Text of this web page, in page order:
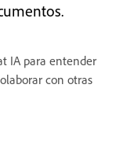
IA para entender
con otras